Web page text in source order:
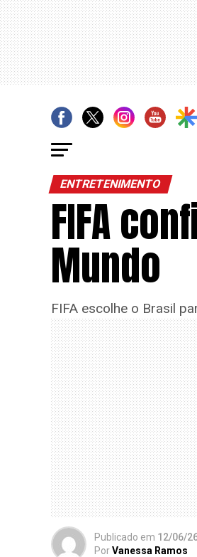
ENTRETENIMENTO
FIFA
Mundo
FIFA escolhe o Brasil
Publicado em 12/06/
PorVanessa Ramos